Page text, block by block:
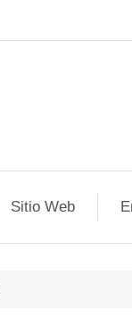
Sitio Web